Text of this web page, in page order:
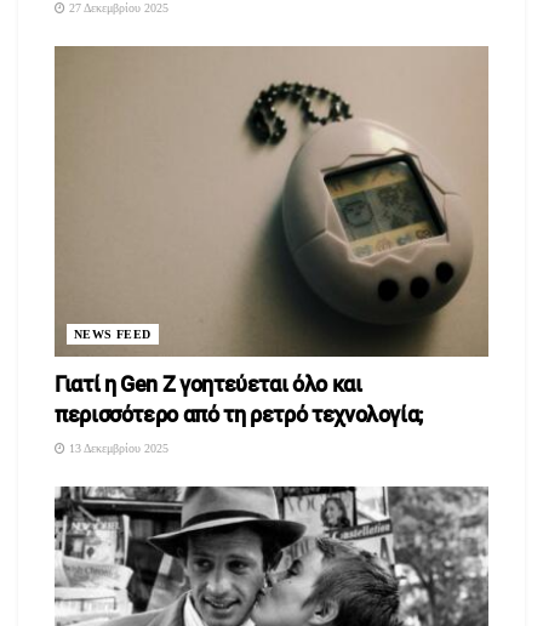
27 Δεκεμβρίου 2025
NEWS FEED
Γιατί η Gen Z γοητεύεται όλο και
περισσότερο από τη ρετρό τεχνολογία;
13 Δεκεμβρίου 2025